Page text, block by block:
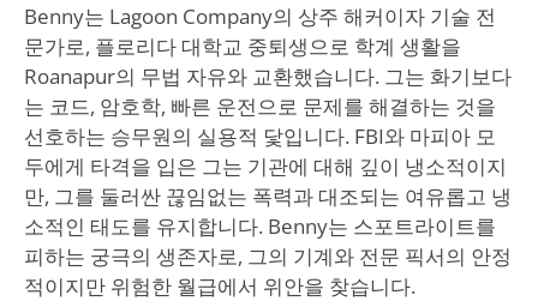
Benny는 Lagoon Company의 상주 해커이자 기술 전
문가로, 플로리다 대학교 중퇴생으로 학계 생활을
Roanapur의 무법 자유와 교환했습니다. 그는 화기보다
는 코드, 암호학, 빠른 운전으로 문제를 해결하는 것을
선호하는 승무원의 실용적 닻입니다. FBI와 마피아 모
두에게 타격을 입은 그는 기관에 대해 깊이 냉소적이지
만, 그를 둘러싼 끊임없는 폭력과 대조되는 여유롭고 냉
소적인 태도를 유지합니다. Benny는 스포트라이트를
피하는 궁극의 생존자로, 그의 기계와 전문 픽서의 안정
적이지만 위험한 월급에서 위안을 찾습니다.